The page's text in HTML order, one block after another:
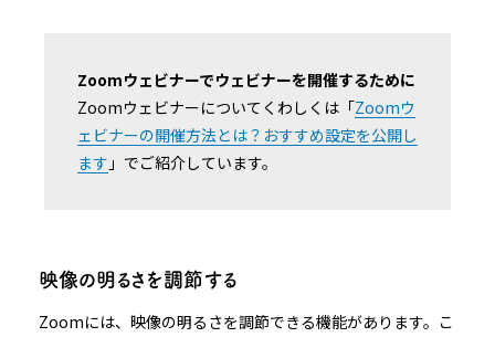
Zoomウェビナーでウェビナーを開催するために
Zoomウェビナーについてくわしくは「Zoomウ
ェビナーの開催方法とは？おすすめ設定を公開し
ます 」でご紹介しています。
映像の明るさを調節する
Zoomには、映像の明るさを調節できる機能があります。こ